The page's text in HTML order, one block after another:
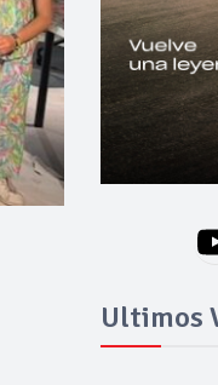
Ultimos